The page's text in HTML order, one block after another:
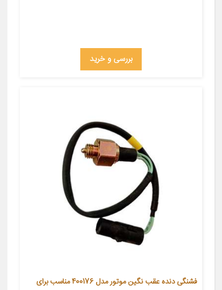
بررسی و خرید
فشنگی دنده عقب نگین موتور مدل 400176 مناسب برای